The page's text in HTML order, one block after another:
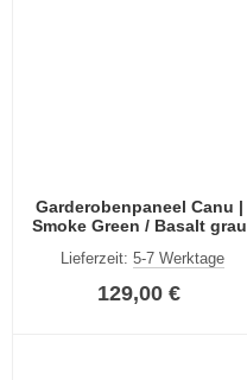
Garderobenpaneel Canu |
Smoke Green / Basalt grau
Lieferzeit: 5-7 Werktage
129,00 €